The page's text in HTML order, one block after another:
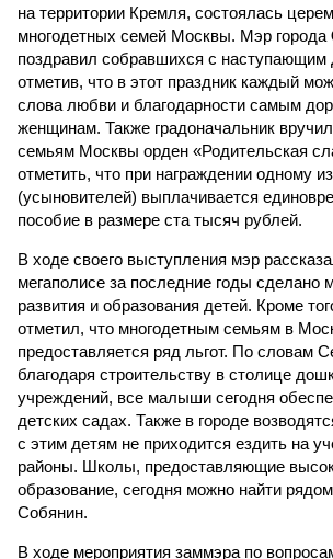
на территории Кремля, состоялась
многодетных семей Москвы. Мэр города
поздравил собравшихся с наступающим
отметив, что в этот праздник каждый
слова любви и благодарности самым
женщинам. Также градоначальник
семьям Москвы орден «Родительская
отметить, что при награждении одному
(усыновителей) выплачивается
пособие в размере ста тысяч рублей.
В ходе своего выступления мэр
мегаполисе за последние годы сделано
развития и образования детей. Кроме
отметил, что многодетным семьям в
предоставляется ряд льгот. По словам
благодаря строительству в столице
учреждений, все малыши сегодня
детских садах. Также в городе
с этим детям не приходится ездить на
районы. Школы, предоставляющие
образование, сегодня можно найти
Собянин.
В ходе мероприятия заммэра по